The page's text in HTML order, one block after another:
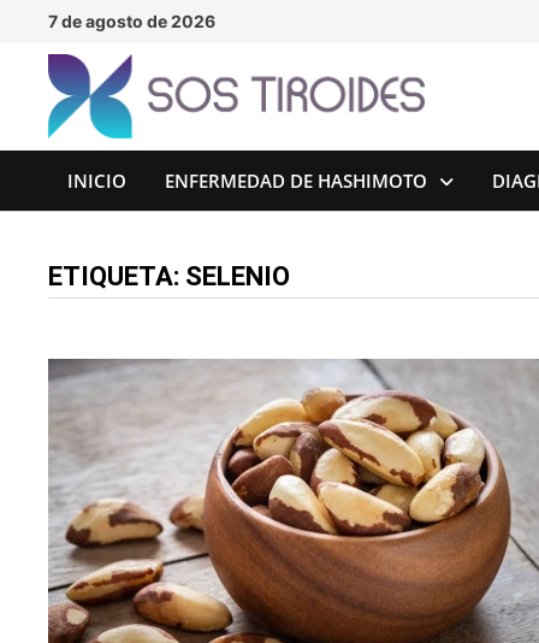
Saltar
contenido
7 de agosto de 2026
INICIO ENFERMEDAD DE HASHIMOTO
ETIQUETA: SELENIO